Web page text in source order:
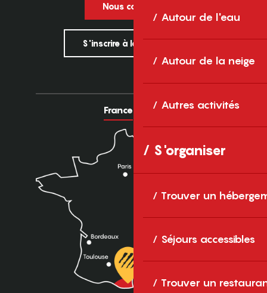
Autour de l'eau
Autour de la neige
Autres activités
S'organiser
Trouver un
Séjours accessibles
Trouver un
Nous contacter
S'inscrire à la newsletter
France Europe